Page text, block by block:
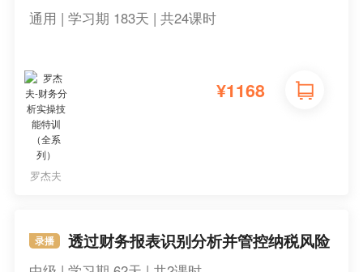
通用 | 学习期 183天 | 共24课时
罗杰夫
¥1168
录播 透过财务报表识别分析并管控纳税风险